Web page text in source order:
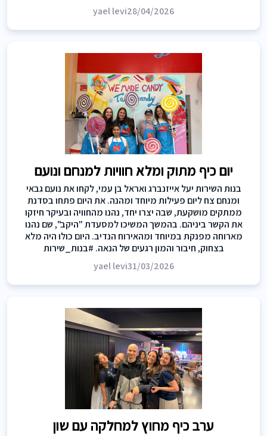
yael levi28/04/2026
יום כיף מתוק ומלא חוויות למנחם ונועם
בנות השירות יעל אייזנברג ואראל בן עמי, לקחו את נועם גבאי
ומנחם צח ליום פעילות מיוחד ומהנה. את היום פתחו בסדנת
ממתקים מושקעת, שבה יצרו יחד, נהנו מהחוויה ובעיקר חיזקו
את הקשר ביניהם. בהמשך המשיכו למסעדת "היקב", שם נהנו
מארוחה מפנקת במיוחד ומהאירוח הנדיב. היום כולו היה מלא
בצחוק, חיבור והמון רגעים של הנאה. #בנות_שירות
yael levi31/03/2026
ערב כיף מחוץ למחלקה עם שון